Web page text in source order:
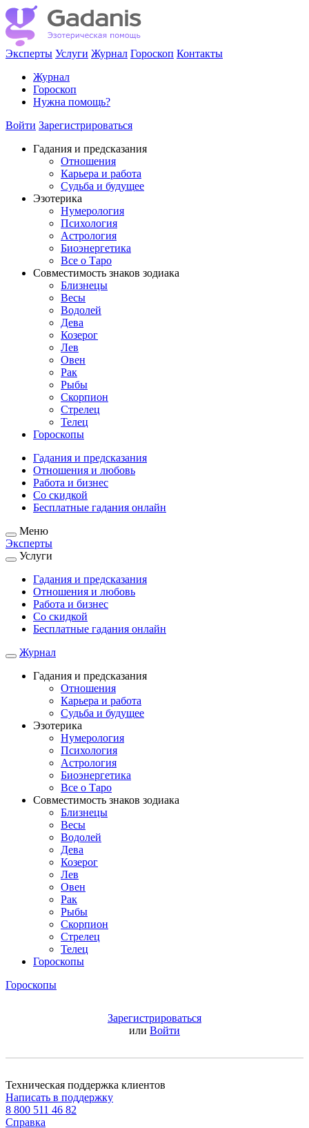
Эксперты Услуги Журнал Гороскоп Контакты
Журнал
Гороскоп
Нужна помощь?
Войти Зарегистрироваться
Гадания и предсказания
Отношения
Карьера и работа
Cудьба и будущее
Эзотерика
Нумерология
Психология
Астрология
Биоэнергетика
Все о Таро
Совместимость знаков зодиака
Близнецы
Весы
Водолей
Дева
Козерог
Лев
Овен
Рак
Рыбы
Скорпион
Стрелец
Телец
Гороскопы
Гадания и предсказания
Отношения и любовь
Работа и бизнес
Со скидкой
Бесплатные гадания онлайн
Меню
Эксперты
Услуги
Гадания и предсказания
Отношения и любовь
Работа и бизнес
Со скидкой
Бесплатные гадания онлайн
Журнал
Гадания и предсказания
Отношения
Карьера и работа
Cудьба и будущее
Эзотерика
Нумерология
Психология
Астрология
Биоэнергетика
Все о Таро
Совместимость знаков зодиака
Близнецы
Весы
Водолей
Дева
Козерог
Лев
Овен
Рак
Рыбы
Скорпион
Стрелец
Телец
Гороскопы
Гороскопы
Зарегистрироваться
или Войти
Техническая поддержка клиентов
Написать в поддержку
8 800 511 46 82
Справка